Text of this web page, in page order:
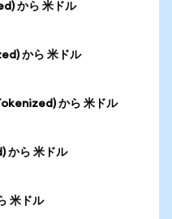
から 米ドル
から 米ドル
から 米ドル
から 米ドル
米ドル